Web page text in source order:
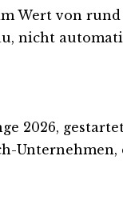
Wert von
nicht
2026,